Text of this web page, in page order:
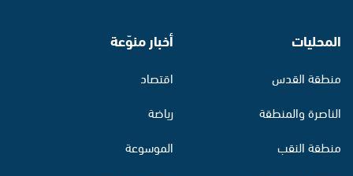
المحليات
منطقة القدس
الناصرة والمنطقة
منطقة النقب
أخبار منوّعة
اقتصاد
رياضة
الموسوعة